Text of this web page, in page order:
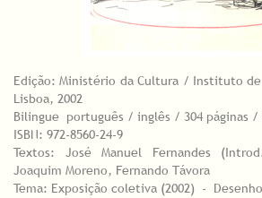
Edição: Ministério da Cultura / Instituto
Lisboa, 2002
Bilingue português / inglês / 304 páginas /
ISBN: 972-8560-24-9
Textos: José Manuel Fernandes
Joaquim Moreno, Fernando Távora
Tema: Exposição coletiva (2002) -